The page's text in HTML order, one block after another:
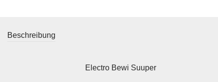
Beschreibung
Electro Bewi Suuper